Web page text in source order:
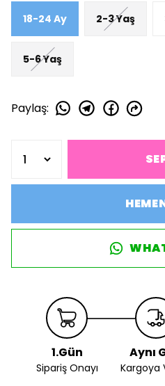
18-24 Ay 2-3 Yaş
5-6 Yaş
Paylaş:
1.Gün
Sipariş Onayı
Aynı
Kargoya